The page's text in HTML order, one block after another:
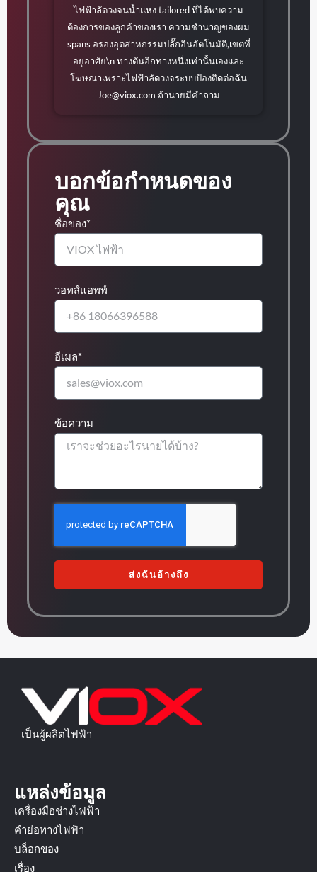
ไฟฟ้าลัดวงจนน้ำแห่ง tailored ที่ได้พบความ
ต้องการของลูกค้าของเรา ความชำนาญของผม
spans อรองอุตสาหกรรมปลั๊กอินอัตโนมัติ,เขตที่
อยู่อาศัย\n ทางตันอีกทางหนึ่งเท่านั้นเองและ
โฆษณาเพราะไฟฟ้าลัดวงจระบบป้องติดต่อฉัน
Joe@viox.com ถ้านายมีคำถาม
บอกข้อกำหนดของ
คุณ
ชื่อของ*
วอทส์แอพพ์
อีเมล*
ข้อความ
ส่งฉันอ้างถึง
เป็นผู้ผลิตไฟฟ้า
แหล่งข้อมูล
เครื่องมือช่างไฟฟ้า
คำย่อทางไฟฟ้า
บล็อกของ
เรื่อง